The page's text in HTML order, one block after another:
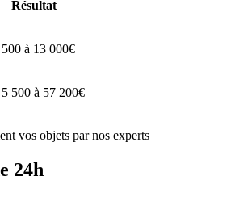
Résultat
à 13 000€
500 à 57 200€
vos objets par nos experts
24h